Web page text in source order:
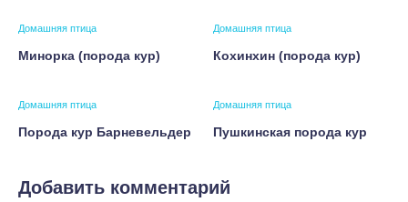
Домашняя птица
Минорка (порода кур)
Домашняя птица
Кохинхин (порода кур)
Домашняя птица
Порода кур Барневельдер
Домашняя птица
Пушкинская порода кур
Добавить комментарий